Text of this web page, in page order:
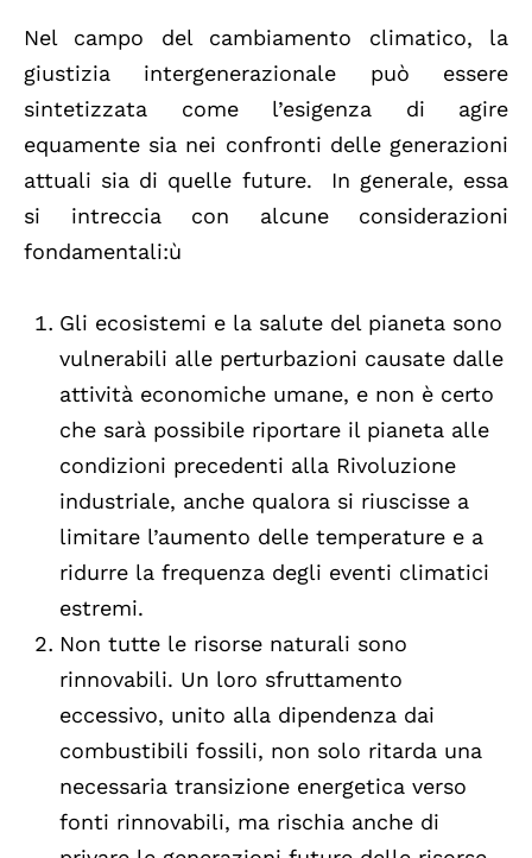
Nel campo del cambiamento climatico, la
giustizia intergenerazionale può essere
sintetizzata come l’esigenza di agire
equamente sia nei confronti delle generazioni
attuali sia di quelle future. In generale, essa
si intreccia con alcune considerazioni
fondamentali:ù
Gli ecosistemi e la salute del pianeta sono
vulnerabili alle perturbazioni causate dalle
attività economiche umane, e non è certo
che sarà possibile riportare il pianeta alle
condizioni precedenti alla Rivoluzione
industriale, anche qualora si riuscisse a
limitare l’aumento delle temperature e a
ridurre la frequenza degli eventi climatici
estremi.
Non tutte le risorse naturali sono
rinnovabili. Un loro sfruttamento
eccessivo, unito alla dipendenza dai
combustibili fossili, non solo ritarda una
necessaria transizione energetica verso
fonti rinnovabili, ma rischia anche di